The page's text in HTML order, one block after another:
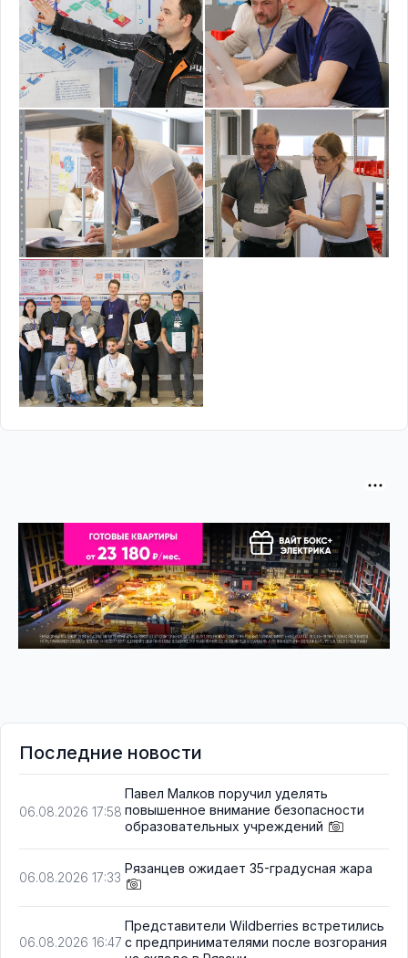
Последние новости
06.08.2026 17:58
Павел Малков поручил уделять
повышенное внимание безопасности
образовательных учреждений
06.08.2026 17:33
Рязанцев ожидает 35-градусная жара
06.08.2026 16:47
Представители Wildberries встретились
с предпринимателями после возгорания